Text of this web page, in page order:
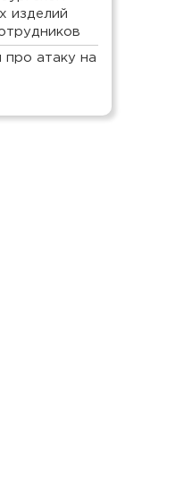
изделий
про атаку на